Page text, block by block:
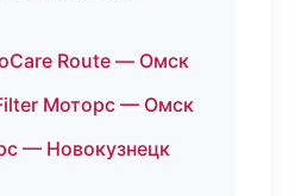
Route — Омск
Моторс — Омск
— Новокузнецк